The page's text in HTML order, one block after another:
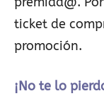
ticket de
promoción.
¡No te lo